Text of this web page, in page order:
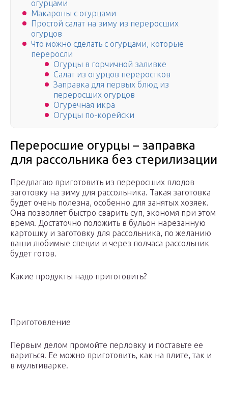
огурцами
Макароны с огурцами
Простой салат на зиму из переросших
огурцов
Что можно сделать с огурцами, которые
переросли
Огурцы в горчичной заливке
Салат из огурцов переростков
Заправка для первых блюд из
переросших огурцов
Огуречная икра
Огурцы по-корейски
Переросшие огурцы – заправка
для рассольника без стерилизации
Предлагаю приготовить из переросших плодов
заготовку на зиму для рассольника. Такая заготовка
будет очень полезна, особенно для занятых хозяек.
Она позволяет быстро сварить суп, экономя при этом
время. Достаточно положить в бульон нарезанную
картошку и заготовку для рассольника, по желанию
ваши любимые специи и через полчаса рассольник
будет готов.
Какие продукты надо приготовить?
Приготовление
Первым делом промойте перловку и поставьте ее
вариться. Ее можно приготовить, как на плите, так и
в мультиварке.